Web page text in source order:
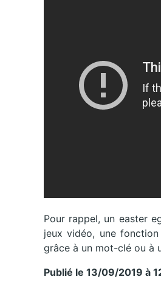
Pour rappel, un easter
jeux vidéo, une fonction
grâce à un mot-clé ou à
Publié le 13/09/2019 à